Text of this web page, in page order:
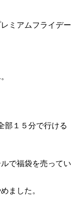
ミアムフライデー
部１５分で行ける
で福袋を売ってい
ました。